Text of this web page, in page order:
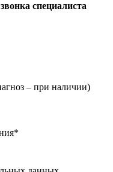
специалиста
– при наличии)
*